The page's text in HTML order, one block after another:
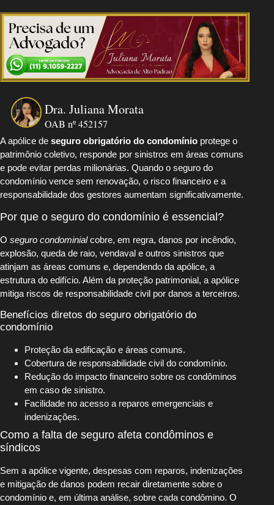
Dra. Juliana Morata
OAB nº 452157
A apólice de seguro obrigatório do condomínio protege o
patrimônio coletivo, responde por sinistros em áreas comuns
e pode evitar perdas milionárias. Quando o seguro do
condomínio vence sem renovação, o risco financeiro e a
responsabilidade dos gestores aumentam significativamente.
Por que o seguro do condomínio é essencial?
O seguro condominialcobre, em regra, danos por incêndio,
explosão, queda de raio, vendaval e outros sinistros que
atinjam as áreas comuns e, dependendo da apólice, a
estrutura do edifício. Além da proteção patrimonial, a apólice
mitiga riscos de responsabilidade civil por danos a terceiros.
Benefícios diretos do seguro obrigatório do
condomínio
Proteção da edificação e áreas comuns.
Cobertura de responsabilidade civil do condomínio.
Redução do impacto financeiro sobre os condôminos
em caso de sinistro.
Facilidade no acesso a reparos emergenciais e
indenizações.
Como a falta de seguro afeta condôminos e
síndicos
Sem a apólice vigente, despesas com reparos, indenizações
e mitigação de danos podem recair diretamente sobre o
condomínio e, em última análise, sobre cada condômino. O